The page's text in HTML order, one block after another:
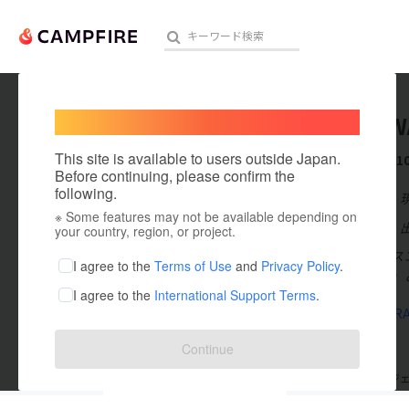
人気のプロジェクト 注目の
アート・写真
テクノロジー・ガジェット
映像・映画
ビジネス・起業
まちづくり・地域活性化
This site is available to users outside Japan.
Before continuing, please confirm the
following.
※ Some features may not be available depending on
your country, region, or project.
I agree to the Terms of Use and Privacy Policy.
I agree to the International Support Terms.
Continue
これまでに
出身国：日本
両想いビジネ
「ほしいです
lit.link/
プロジ